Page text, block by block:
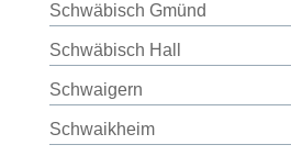
Schwäbisch Gmünd
Schwäbisch Hall
Schwaigern
Schwaikheim